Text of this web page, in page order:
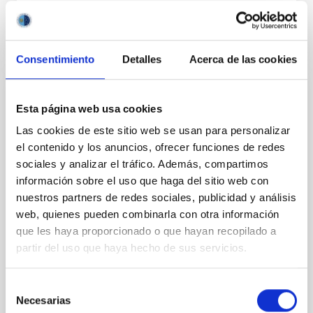
Consentimiento Detalles Acerca de las cookies
Esta página web usa cookies
Las cookies de este sitio web se usan para personalizar
el contenido y los anuncios, ofrecer funciones de redes
sociales y analizar el tráfico. Además, compartimos
información sobre el uso que haga del sitio web con
nuestros partners de redes sociales, publicidad y análisis
web, quienes pueden combinarla con otra información
que les haya proporcionado o que hayan recopilado a
partir del uso que haya hecho de sus servicios.
Necesarias
EMPLEO
UN TITULADO/A SUPERIOR, FUERA DE
CONVENIO, EN LA MODALIDAD DE
CONTRATO LABORAL DE OBRA O
SERVICIO PARA LA REALIZACIÓN DE UN
PROYECTO ESPECÍFICO DE
INVESTIGACIÓN CIENTÍFICA O TÉCNICA.
INGENIERO/A INFORMÁTICO-ENERGY
EFFICIENCY LABS-EELABS (REF. PS-2019-
Resolución de la Dirección del Consorcio Público